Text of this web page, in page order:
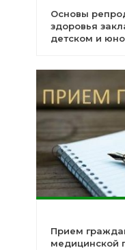
Основы
здоровья
детском и
Прием
медицинской